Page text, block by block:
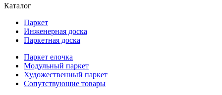
Каталог
Паркет
Инженерная доска
Паркетная доска
Паркет елочка
Модульный паркет
Художественный паркет
Сопутствующие товары